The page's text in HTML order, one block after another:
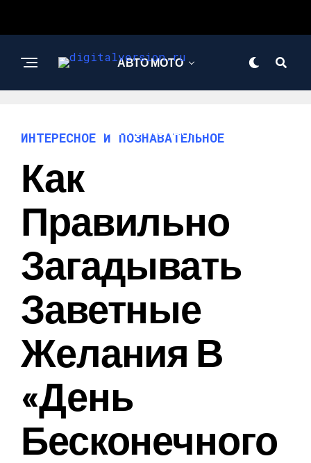
АВТО МОТО
ПОЗНАВАТЕЛЬНОЕ
ИНТЕРЕСНОЕ И ПОЗНАВАТЕЛЬНОЕ
Как
Правильно
Загадывать
Заветные
Желания В
«день
Бесконечного